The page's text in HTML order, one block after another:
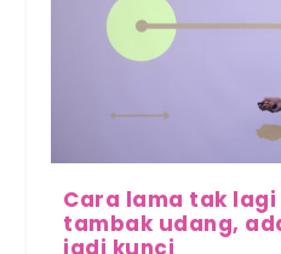
Cara lama tak
tambak udang,
jadi kunci